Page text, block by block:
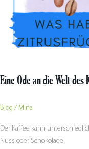
Eine Ode an die Welt des
Blog / Mina
Der Kaffee kann
Nuss oder Schokolade.
Kaffees